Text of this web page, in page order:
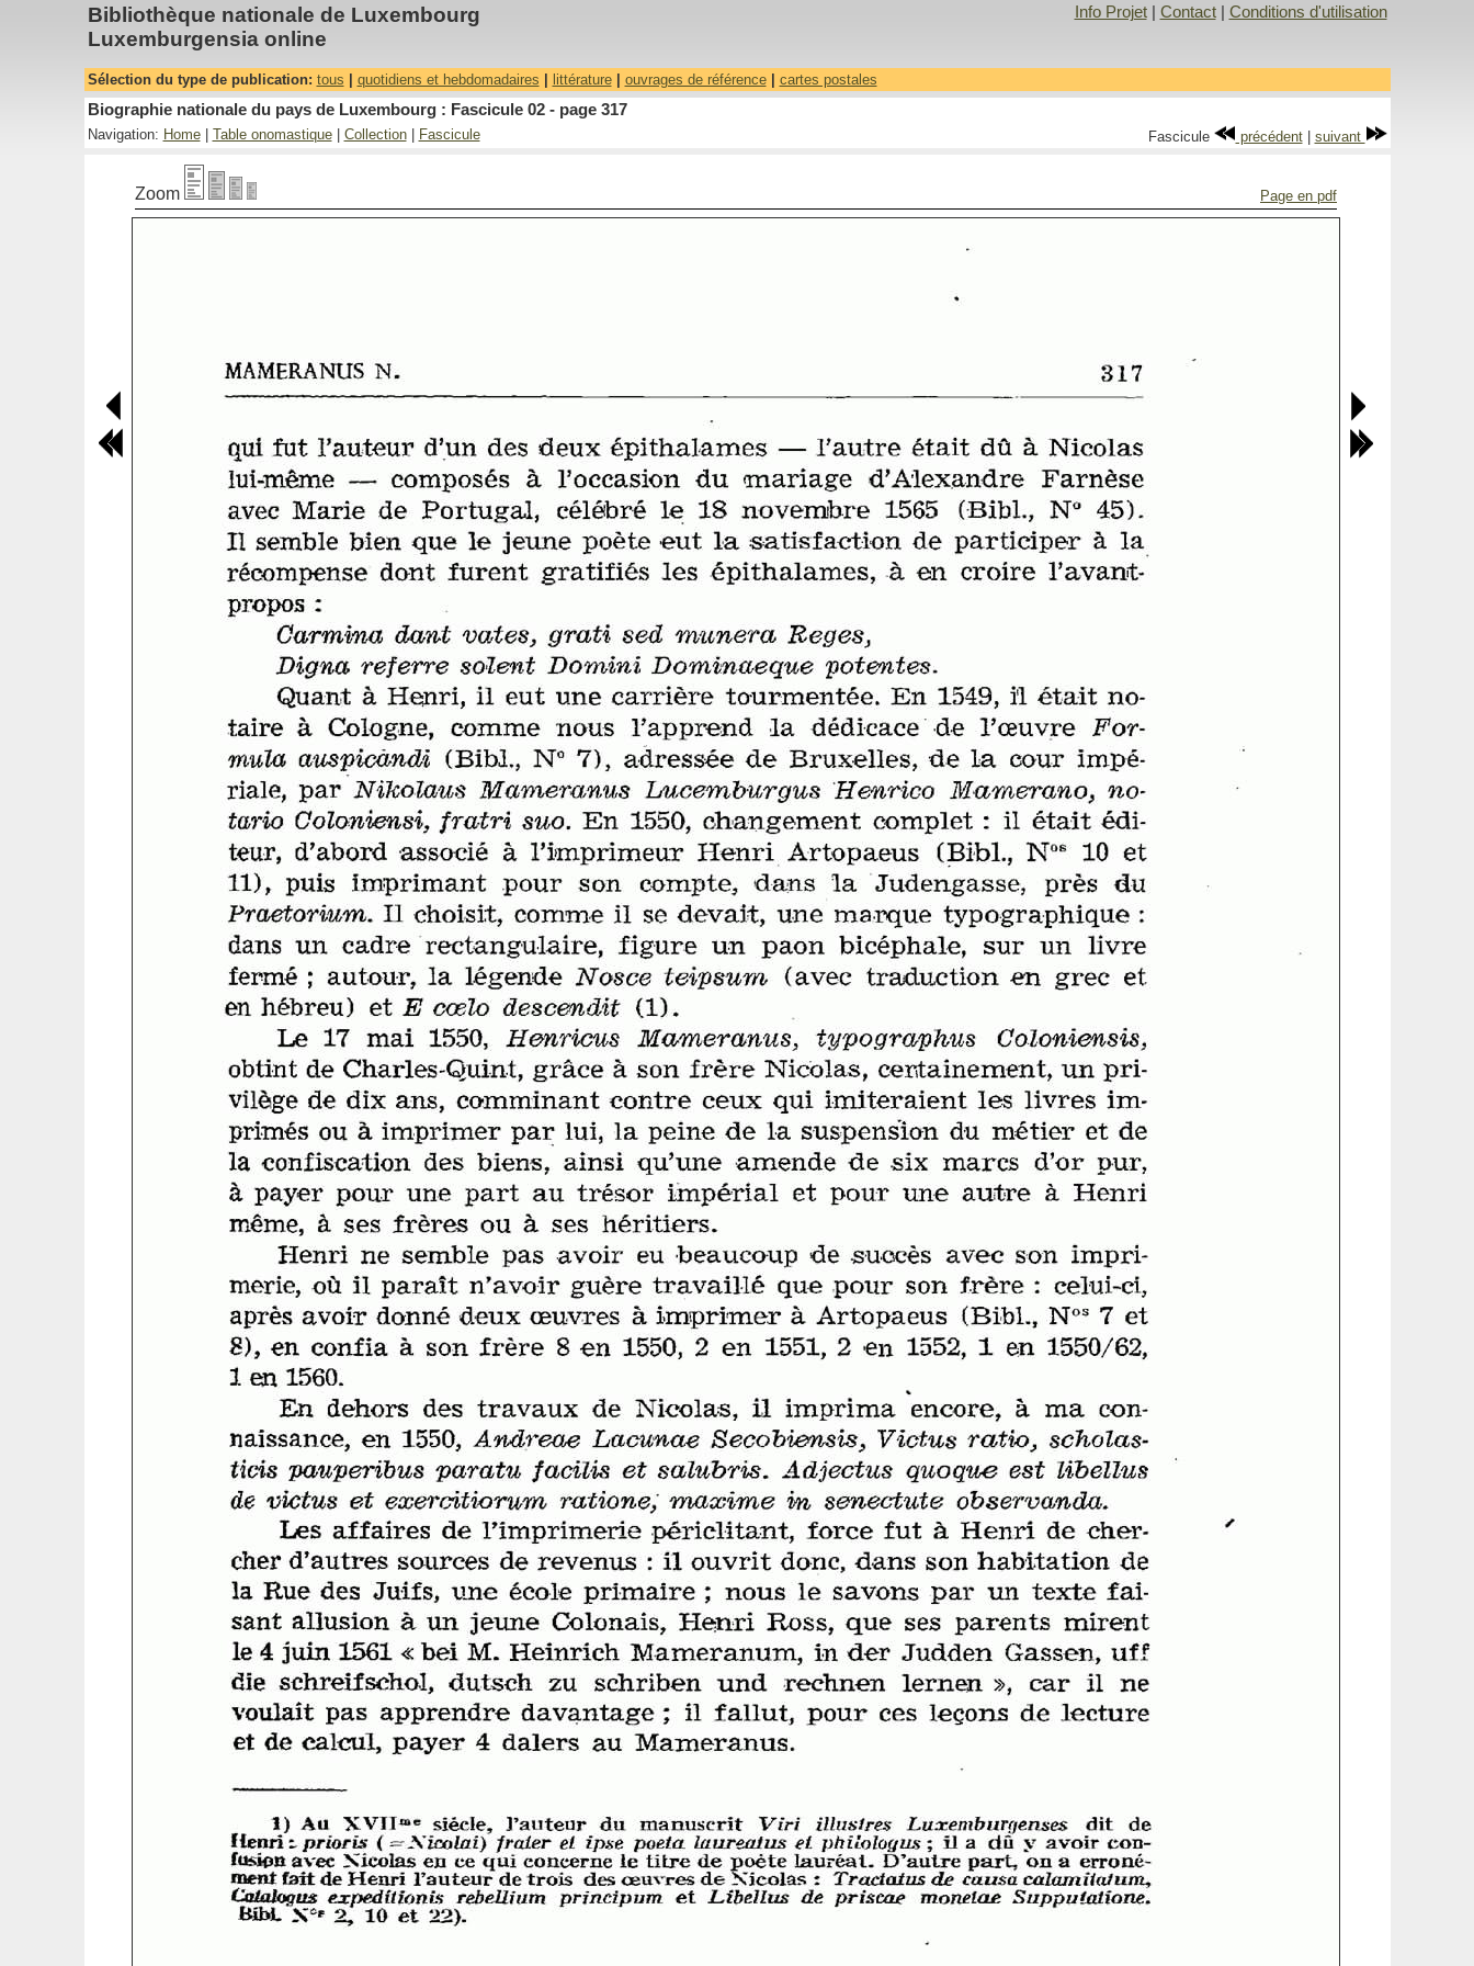
Bibliothèque nationale de Luxembourg
Luxemburgensia online
Info Projet| Contact| Conditions d'utilisation
Sélection du type de publication: tous quotidiens et hebdomadaires littérature| ouvrages de référence| cartes postales
Biographie nationale du pays de Luxembourg : Fascicule 02 - page 317
Navigation: Home| Table onomastique| Collection| Fascicule Fascicule précédent| suivant
Zoom Page en pdf